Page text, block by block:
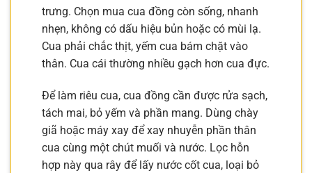
trưng. Chọn mua cua đồng còn sống, nhanh
nhẹn, không có dấu hiệu bủn hoặc có mùi lạ.
Cua phải chắc thịt, yếm cua bám chặt vào
thân. Cua cái thường nhiều gạch hơn cua đực.
Để làm riêu cua, cua đồng cần được rửa sạch,
tách mai, bỏ yếm và phần mang. Dùng chày
giã hoặc máy xay để xay nhuyễn phần thân
cua cùng một chút muối và nước. Lọc hỗn
hợp này qua rây để lấy nước cốt cua, loại bỏ